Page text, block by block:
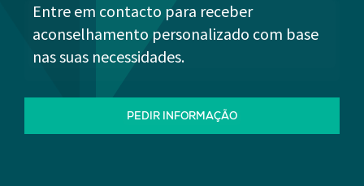
Entre em contacto para receber
aconselhamento personalizado com base
nas suas necessidades.
PEDIR INFORMAÇÃO